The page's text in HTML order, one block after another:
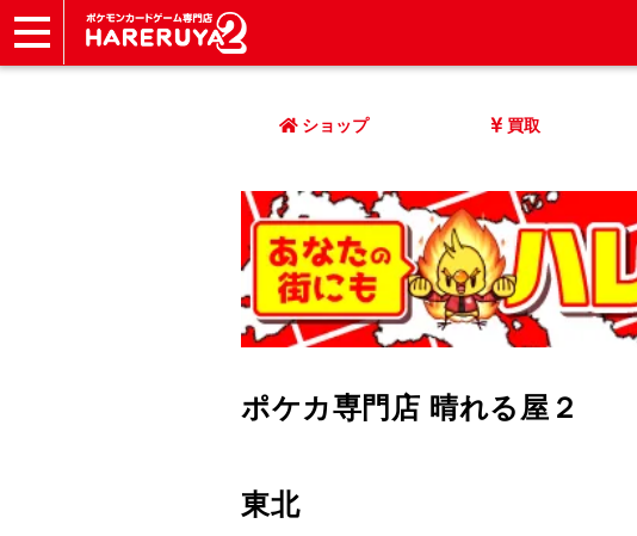
ショップ 買取
ポケカ専門店 晴れる屋２
東北